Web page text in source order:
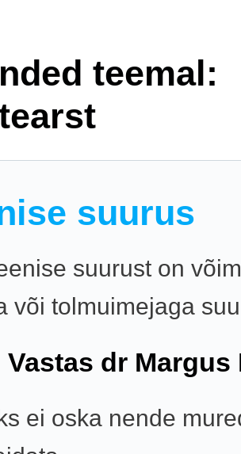
teemal:
suurus
suurust on
või tolmuimejaga
Vastas dr Margus
ei oska nende